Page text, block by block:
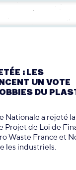
: LES
UN VOTE
DU
Nationale a rejeté
Projet de Loi de
Waste France et
les industriels.